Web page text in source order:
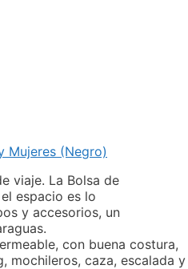
Mujeres (Negro)
viaje. La Bolsa de
espacio es lo
y accesorios, un
con buena costura,
mochileros, caza, escalada y